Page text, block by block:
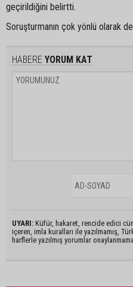
geçirildiğini belirtti.
Soruşturmanın çok yönlü olarak
HABERE YORUM KAT
UYARI: Küfür, hakaret, rencide edici
içeren, imla kuralları ile yazılmamış,
harflerle yazılmış yorumlar